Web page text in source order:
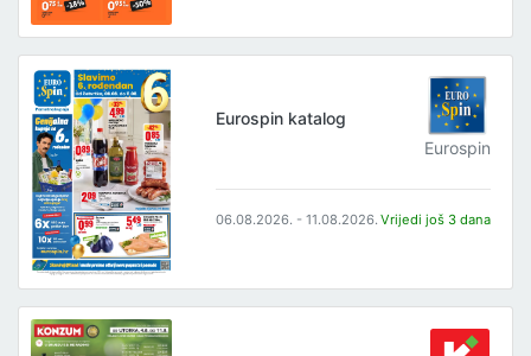
Eurospin katalog
Eurospin
06.08.2026. - 11.08.2026. Vrijedi još 3 dana